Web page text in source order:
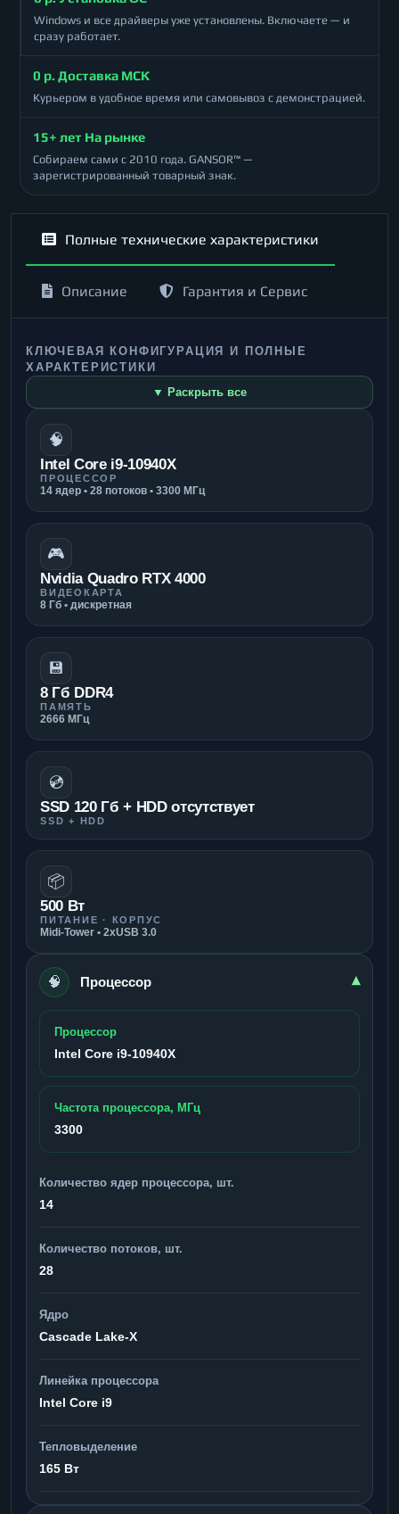
Windows и все драйверы уже установлены. Включаете — и
сразу работает.
0 р. Доставка МСК
Курьером в удобное время или самовывоз с демонстрацией.
15+ лет На рынке
Собираем сами с 2010 года. GANSOR™ —
зарегистрированный товарный знак.
Полные технические характеристики
Описание Гарантия и Сервис
КЛЮЧЕВАЯ КОНФИГУРАЦИЯ И ПОЛНЫЕ
ХАРАКТЕРИСТИКИ
▼ Раскрыть все
🧠
Intel Core i9-10940X
ПРОЦЕССОР
14 ядер • 28 потоков • 3300 МГц
🎮
Nvidia Quadro RTX 4000
ВИДЕОКАРТА
8 Гб • дискретная
💾
8 Гб DDR4
ПАМЯТЬ
2666 МГц
💿
SSD 120 Гб + HDD отсутствует
SSD + HDD
📦
500 Вт
ПИТАНИЕ · КОРПУС
Midi-Tower • 2xUSB 3.0
🧠 Процессор ▾
Процессор
Intel Core i9-10940X
Частота процессора, МГц
3300
Количество ядер процессора, шт.
14
Количество потоков, шт.
28
Ядро
Cascade Lake-X
Линейка процессора
Intel Core i9
Тепловыделение
165 Вт